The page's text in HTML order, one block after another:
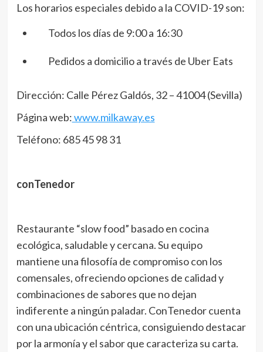
Los horarios especiales debido a la COVID-19 son:
Todos los días de 9:00 a 16:30
Pedidos a domicilio a través de Uber Eats
Dirección: Calle Pérez Galdós, 32 – 41004 (Sevilla)
Página web:www.milkaway.es
Teléfono: 685 45 98 31
conTenedor
Restaurante “slow food” basado en cocina
ecológica, saludable y cercana. Su equipo
mantiene una filosofía de compromiso con los
comensales, ofreciendo opciones de calidad y
combinaciones de sabores que no dejan
indiferente a ningún paladar. ConTenedor cuenta
con una ubicación céntrica, consiguiendo destacar
por la armonía y el sabor que caracteriza su carta.